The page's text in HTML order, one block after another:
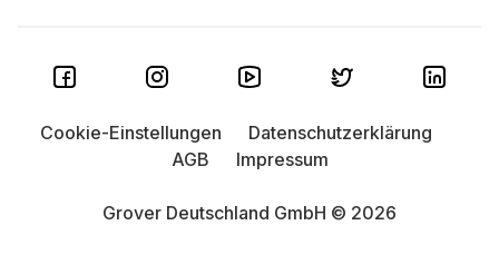
Grover Deutschland GmbH © 2026
Cookie-Einstellungen
Datenschutzerklärung
AGB
Impressum